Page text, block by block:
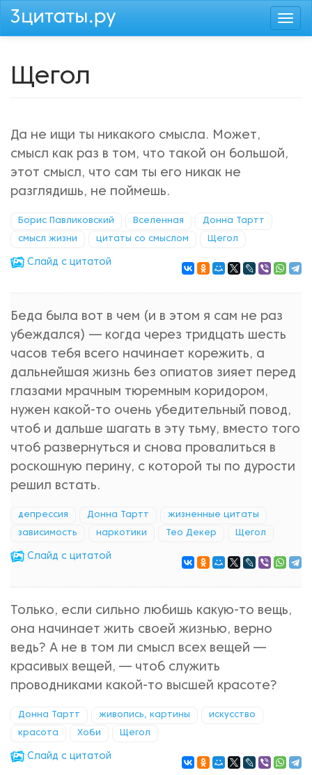
Перейти
Щегол
Да не ищи ты никакого смысла. Может,
смысл как раз в том, что такой он большой,
этот смысл, что сам ты его никак не
разглядишь, не поймешь.
Борис Павликовский Вселенная Донна Тартт
смысл жизни цитаты со смыслом Щегол
Cлайд с цитатой
Беда была вот в чем (и в этом я сам не раз
убеждался) — когда через тридцать шесть
часов тебя всего начинает корежить, а
дальнейшая жизнь без опиатов зияет перед
глазами мрачным тюремным коридором,
нужен какой-то очень убедительный повод,
чтоб и дальше шагать в эту тьму, вместо того
чтоб развернуться и снова провалиться в
роскошную перину, с которой ты по дурости
решил встать.
депрессия Донна Тартт жизненные цитаты
зависимость наркотики Тео Декер Щегол
Cлайд с цитатой
Только, если сильно любишь какую-то вещь,
она начинает жить своей жизнью, верно
ведь? А не в том ли смысл всех вещей —
красивых вещей, — чтоб служить
проводниками какой-то высшей красоте?
Донна Тартт живопись, картины искусство
красота Хоби Щегол
Cлайд с цитатой